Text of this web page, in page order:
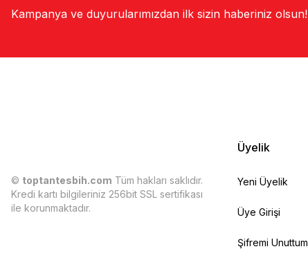
Kampanya ve duyurularımızdan ilk sizin haberiniz olsun!
© toptantesbih.com Tüm hakları saklıdır.
Kredi kartı bilgileriniz 256bit SSL sertifikası
ile korunmaktadır.
Üyelik
Yeni Üyelik
Üye Girişi
Şifremi Unuttum